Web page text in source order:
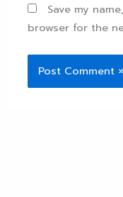
Save my
browser for the